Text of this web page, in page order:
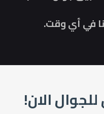
في أي وقت.
الان!